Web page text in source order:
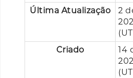
Última Atualização
2
Criado
14